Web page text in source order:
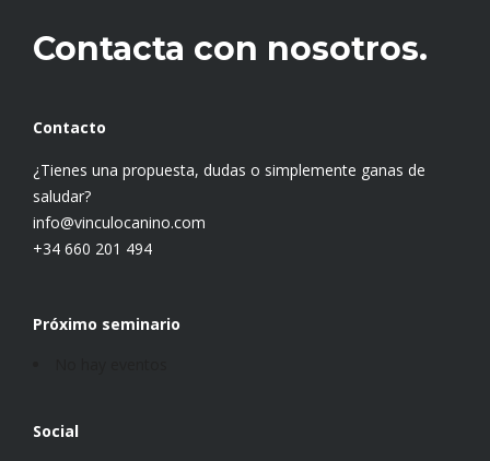
Contacta con nosotros.
Contacto
¿Tienes una propuesta, dudas o simplemente ganas de
saludar?
info@vinculocanino.com
+34 660 201 494
Próximo seminario
Social